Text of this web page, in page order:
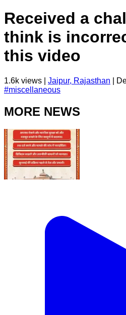
Received a
think is
this video
1.6k views | Jaipur, Rajasthan
#miscellaneous
MORE NEWS